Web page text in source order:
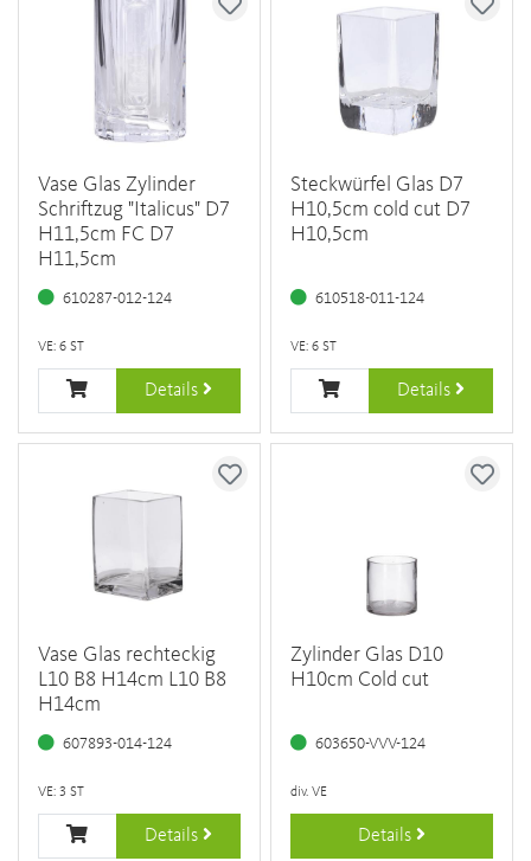
Vase Glas Zylinder
Schriftzug "Italicus" D7
H11,5cm FC D7
H11,5cm
610287-012-124
VE: 6 ST
Details
Steckwürfel Glas D7
H10,5cm cold cut D7
H10,5cm
610518-011-124
VE: 6 ST
Details
Vase Glas rechteckig
L10 B8 H14cm L10 B8
H14cm
607893-014-124
VE: 3 ST
Details
Zylinder Glas D10
H10cm Cold cut
603650-VVV-124
div. VE
Details